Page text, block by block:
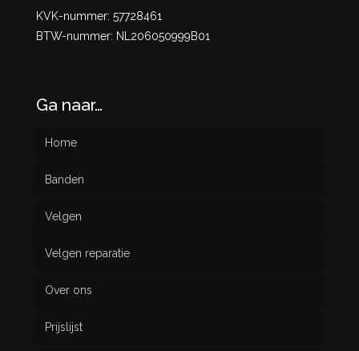
KVK-nummer: 57728461
BTW-nummer: NL206050999B01
Ga naar…
Home
Banden
Nieuw
Gebruikt
Velgen
Velgen reparatie
Over ons
Prijslijst